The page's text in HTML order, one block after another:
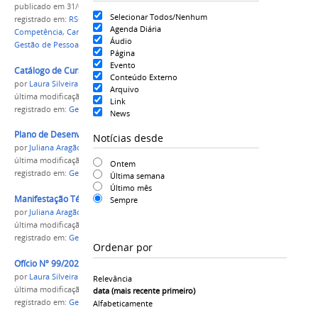
Selecionar Todos/Nenhum
Agenda Diária
Áudio
Página
Evento
Conteúdo Externo
Arquivo
Link
News
Notícias desde
Ontem
Última semana
Último mês
Sempre
Ordenar por
Relevância
data (mais recente primeiro)
Alfabeticamente
publicado em 31/07/2026
registrado em: RSC
Reconhecimento de Saberes e
Competência, Carreira,Técnico-Administrativo
Gestão de Pessoas
Catálogo de Cursos
por Laura Silveira
última modificação
em 17/03/2026 11h06
registrado em: Gestão de Pessoas
Plano de Desenvolvimento de Pessoas 2026
por Juliana Aragão
última modificação
em 04/12/2025 10h35
registrado em: Gestão de Pessoas,Capacitação
Manifestação Técnica do PDP 2026
por Juliana Aragão
última modificação
registrado em: Gestão de Pessoas
Ofício Nº 99/2025/GAB/SGA/SGA-MEC
por Laura Silveira
última modificação
em 07/05/2025 18h31
registrado em: Gestão de Pessoas